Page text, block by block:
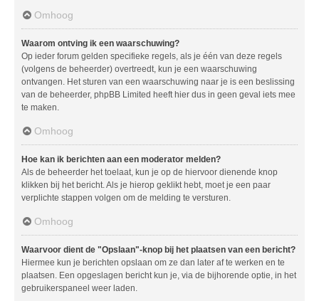
Omhoog
Waarom ontving ik een waarschuwing?
Op ieder forum gelden specifieke regels, als je één van deze regels
(volgens de beheerder) overtreedt, kun je een waarschuwing
ontvangen. Het sturen van een waarschuwing naar je is een beslissing
van de beheerder, phpBB Limited heeft hier dus in geen geval iets mee
te maken.
Omhoog
Hoe kan ik berichten aan een moderator melden?
Als de beheerder het toelaat, kun je op de hiervoor dienende knop
klikken bij het bericht. Als je hierop geklikt hebt, moet je een paar
verplichte stappen volgen om de melding te versturen.
Omhoog
Waarvoor dient de "Opslaan"-knop bij het plaatsen van een bericht?
Hiermee kun je berichten opslaan om ze dan later af te werken en te
plaatsen. Een opgeslagen bericht kun je, via de bijhorende optie, in het
gebruikerspaneel weer laden.